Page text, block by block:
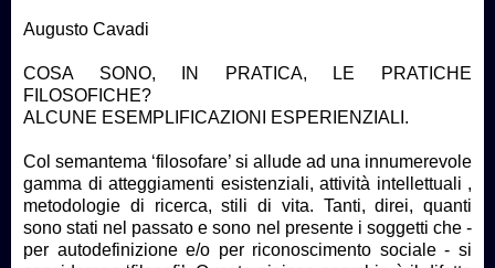
Augusto Cavadi
COSA SONO, IN PRATICA, LE PRATICHE
FILOSOFICHE?
ALCUNE ESEMPLIFICAZIONI ESPERIENZIALI.
Col semantema ‘filosofare’ si allude ad una innumerevole
gamma di atteggiamenti esistenziali, attività intellettuali ,
metodologie di ricerca, stili di vita. Tanti, direi, quanti
sono stati nel passato e sono nel presente i soggetti che -
per autodefinizione e/o per riconoscimento sociale - si